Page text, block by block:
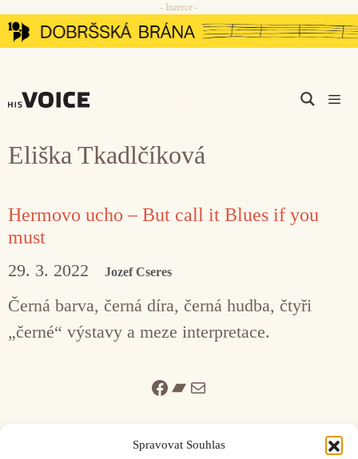
Spravovat Souhlas
Přeskočit
na
- Inzerce -
Eliška Tkadlčíková
Hermovo ucho – But call it Blues if you
must
29. 3. 2022 Jozef Cseres
Černá barva, černá díra, černá hudba, čtyři
„černé“ výstavy a meze interpretace.
Facebook
Bandcamp
Mail